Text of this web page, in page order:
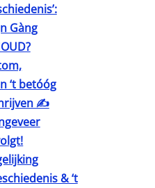
Gàng
‘t betóóg
✍️
& ‘t